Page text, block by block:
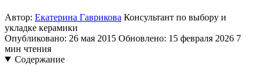
Автор: Екатерина Гаврикова Консультант по выбору и
укладке керамики
Опубликовано: 26 мая 2015 Обновлено: 15 февраля 2026 7
мин чтения
Содержание